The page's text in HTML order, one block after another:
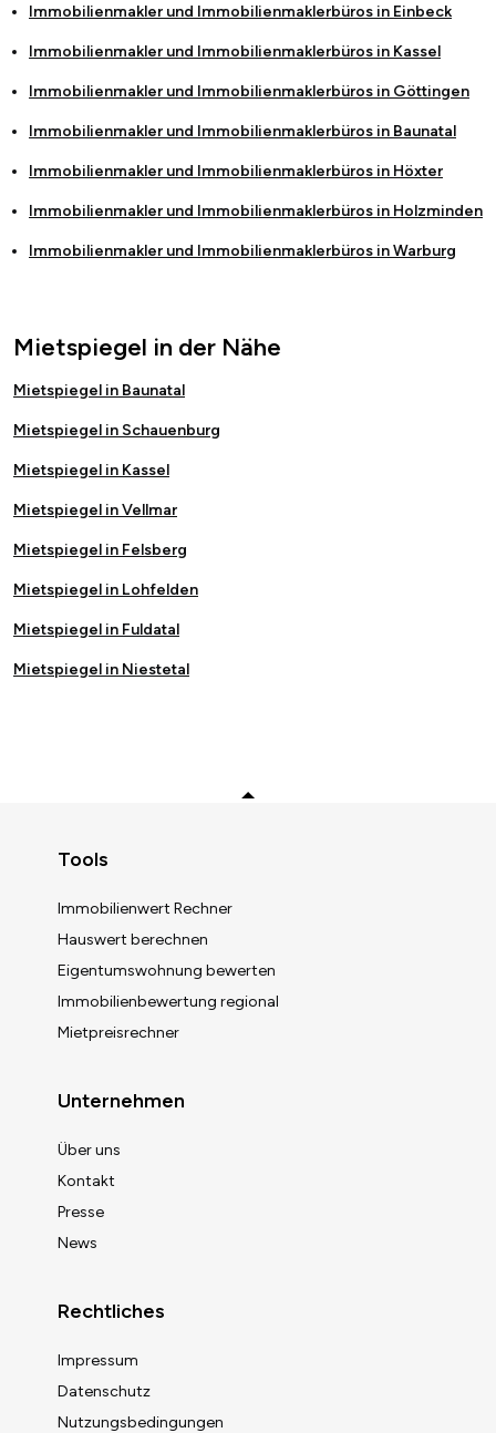
Immobilienmakler und Immobilienmaklerbüros in Einbeck
Immobilienmakler und Immobilienmaklerbüros in Kassel
Immobilienmakler und Immobilienmaklerbüros in Göttingen
Immobilienmakler und Immobilienmaklerbüros in Baunatal
Immobilienmakler und Immobilienmaklerbüros in Höxter
Immobilienmakler und Immobilienmaklerbüros in Holzminden
Immobilienmakler und Immobilienmaklerbüros inWarburg
Mietspiegel in der Nähe
Mietspiegel in Baunatal
Mietspiegel in Schauenburg
Mietspiegel in Kassel
Mietspiegel in Vellmar
Mietspiegel in Felsberg
Mietspiegel in Lohfelden
Mietspiegel in Fuldatal
Mietspiegel in Niestetal
Tools
Immobilienwert Rechner
Hauswert berechnen
Eigentumswohnung bewerten
Immobilienbewertung regional
Mietpreisrechner
Unternehmen
Über uns
Kontakt
Presse
News
Rechtliches
Impressum
Datenschutz
Nutzungsbedingungen